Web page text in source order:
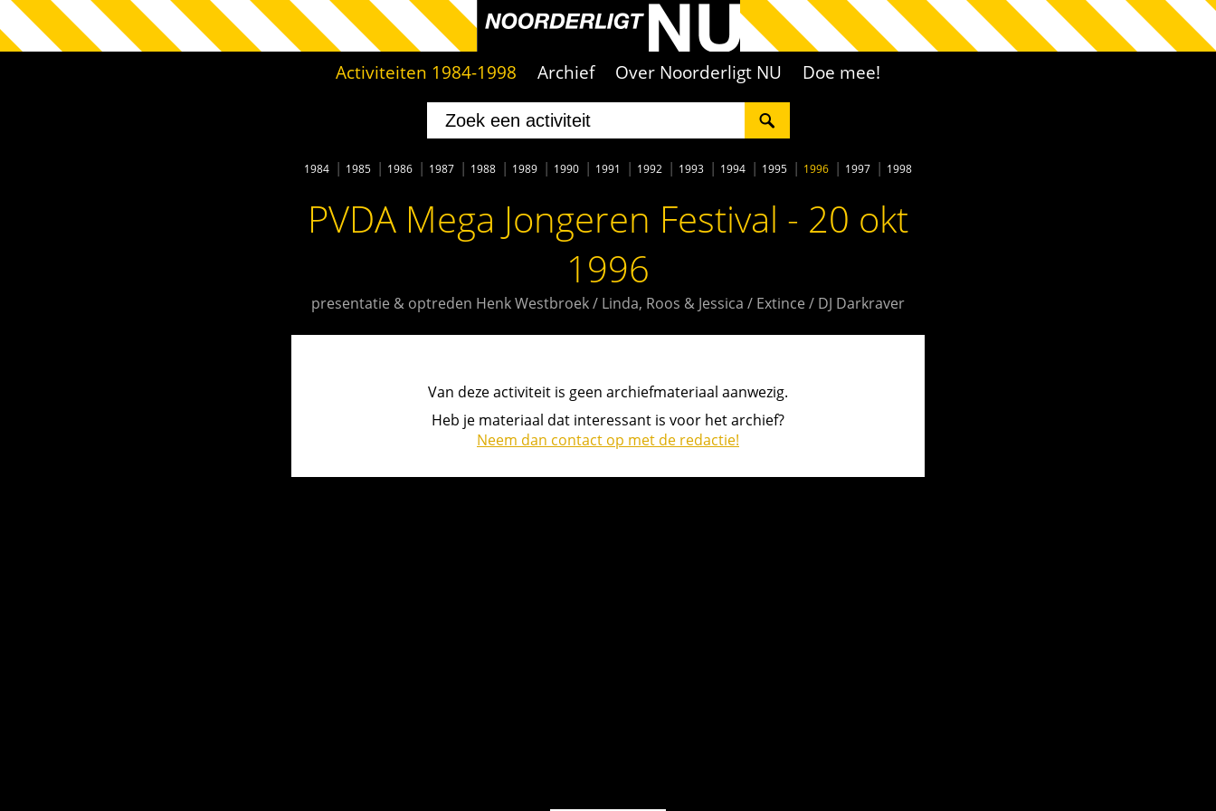
Activiteiten 1984-1998 Archief Over Noorderligt NU Doe mee!
1984 1985 1986 1987 1988 1989 1990 1991 1992 1993 1994 1995 1996 1997 1998
PVDA Mega Jongeren Festival - 20 okt
1996
presentatie & optreden Henk Westbroek / Linda, Roos & Jessica / Extince / DJ Darkraver
Van deze activiteit is geen archiefmateriaal aanwezig.
Heb je materiaal dat interessant is voor het archief?
Neem dan contact op met de redactie!